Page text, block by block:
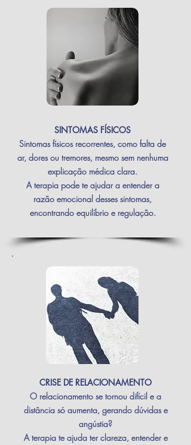
SINTOMAS FÍSICOS
Sintomas físicos recorrentes, como falta de
ar, dores ou tremores, mesmo sem nenhuma
explicação médica clara.
A terapia pode te ajudar a entender a
razão emocional desses sintomas,
encontrando equilíbrio e regulação.
CRISE DE RELACIONAMENTO
O relacionamento se tornou difícil e a
distância só aumenta, gerando dúvidas e
angústia?
A terapia te ajuda ter clareza, entender e